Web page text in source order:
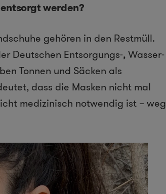
werden?
gehören in den Restmüll.
Deutschen Entsorgungs-, Wasser-
Tonnen und Säcken als
dass die Masken nicht mal
medizinisch notwendig ist – weg